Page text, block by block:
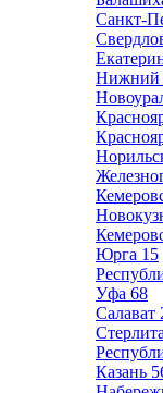
Санкт-
Нижний
Юрга 15
Уфа 68
Салават
Казань